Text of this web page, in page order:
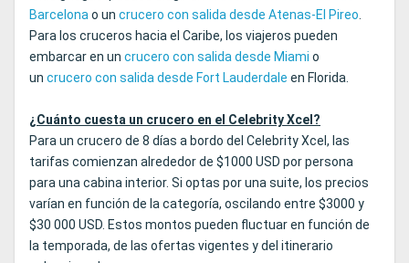
Barcelonao un crucero con salida desde Atenas-El Pireo.
Para los cruceros hacia el Caribe, los viajeros pueden
embarcar en un crucero con salida desde Miami o
un crucero con salida desde Fort Lauderdale en Florida.
¿Cuánto cuesta un crucero en el Celebrity Xcel?
Para un crucero de 8 días a bordo del Celebrity Xcel, las
tarifas comienzan alrededor de $1000 USD por persona
para una cabina interior. Si optas por una suite, los precios
varían en función de la categoría, oscilando entre $3000 y
$30 000 USD. Estos montos pueden fluctuar en función de
la temporada, de las ofertas vigentes y del itinerario